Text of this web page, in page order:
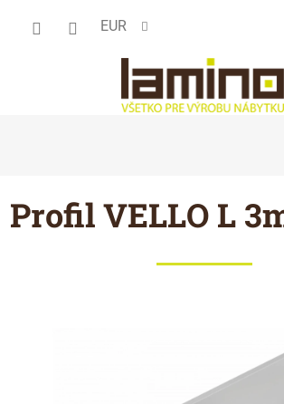
EUR
Profil VELLO L